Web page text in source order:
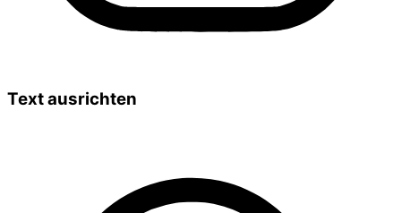
Text ausrichten